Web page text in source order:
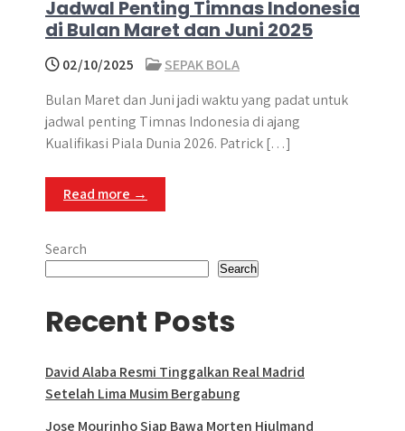
Jadwal Penting Timnas Indonesia
di Bulan Maret dan Juni 2025
02/10/2025
SEPAK BOLA
Bulan Maret dan Juni jadi waktu yang padat untuk
jadwal penting Timnas Indonesia di ajang
Kualifikasi Piala Dunia 2026. Patrick […]
Read more →
Search
Search
Recent Posts
David Alaba Resmi Tinggalkan Real Madrid
Setelah Lima Musim Bergabung
Jose Mourinho Siap Bawa Morten Hjulmand